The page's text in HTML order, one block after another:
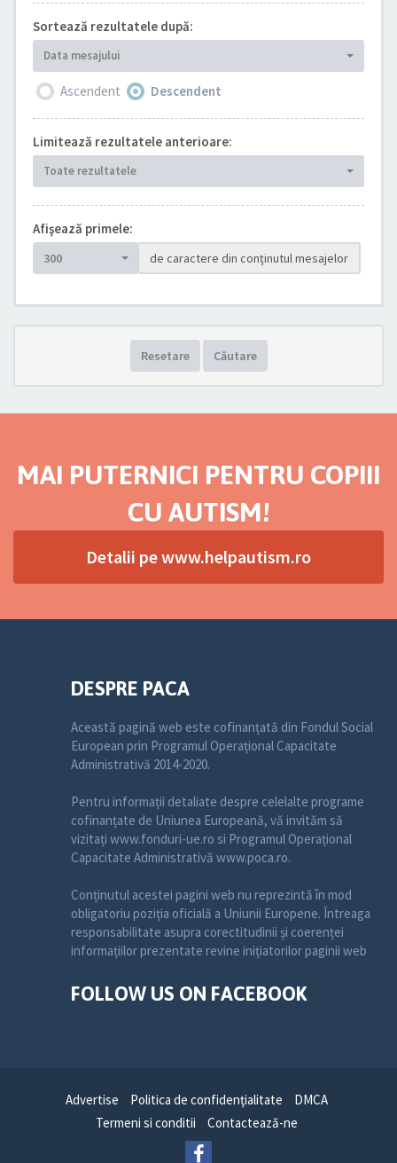
Sortează rezultatele după:
Data mesajului
Ascendent Descendent
Limitează rezultatele anterioare:
Toate rezultatele
Afişează primele:
300 de caractere din conţinutul mesajelor
Resetare Căutare
MAI PUTERNICI PENTRU COPIII
CU AUTISM!
Detalii pe www.helpautism.ro
DESPRE PACA
Această pagină web este cofinanțată din Fondul Social
European prin Programul Operațional Capacitate
Administrativă 2014-2020.
Pentru informații detaliate despre celelalte programe
cofinanțate de Uniunea Europeană, vă invităm să
vizitați www.fonduri-ue.ro si Programul Operațional
Capacitate Administrativă www.poca.ro.
Conținutul acestei pagini web nu reprezintă în mod
obligatoriu poziția oficială a Uniunii Europene. Întreaga
responsabilitate asupra corectitudinii și coerenței
informațiilor prezentate revine inițiatorilor paginii web
FOLLOW US ON FACEBOOK
Advertise Politica de confidenţialitate
DMCA
Termeni si conditii
Contactează-ne